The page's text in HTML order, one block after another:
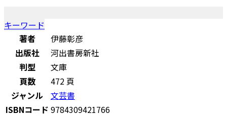
キーワード
著者
伊藤彰彦
出版社
河出書房新社
判型
文庫
頁数
472 頁
ジャンル
文芸書
ISBNコード 9784309421766